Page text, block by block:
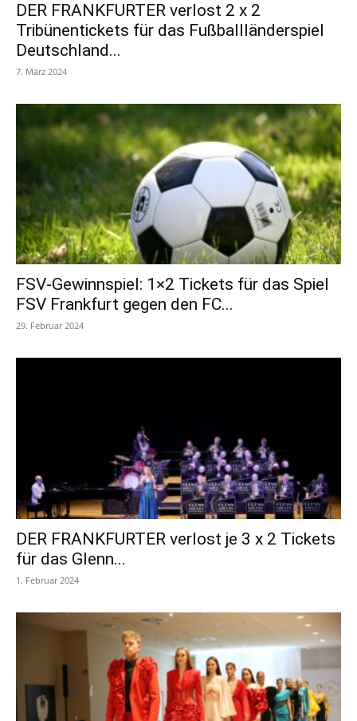
DER FRANKFURTER verlost 2 x 2
Tribünentickets für das Fußballländerspiel
Deutschland...
7. März 2024
FSV-Gewinnspiel: 1×2 Tickets für das Spiel
FSV Frankfurt gegen den FC...
29. Februar 2024
DER FRANKFURTER verlost je 3 x 2 Tickets
für das Glenn...
1. Februar 2024